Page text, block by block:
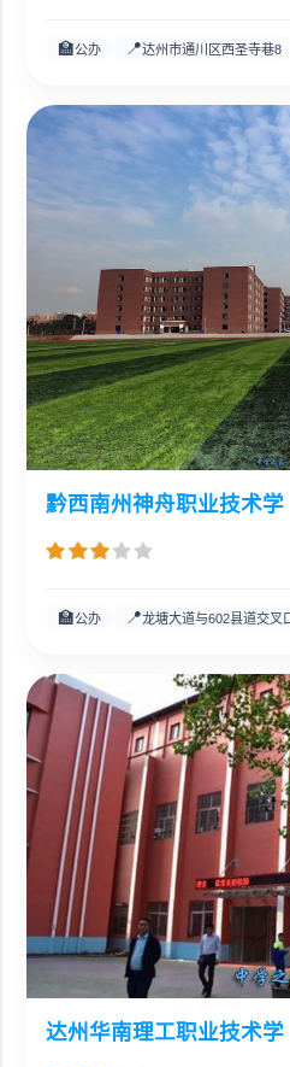
🏫公办 📍达州市通川区西圣寺巷8
黔西南州神舟职业技术学
🏫公办 📍龙塘大道与602县道交叉口
达州华南理工职业技术学